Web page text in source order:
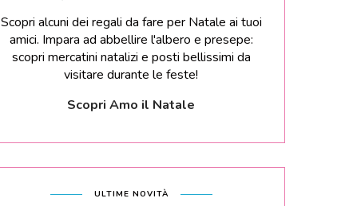
Scopri alcuni dei regali da fare per Natale ai tuoi
amici. Impara ad abbellire l'albero e presepe:
scopri mercatini natalizi e posti bellissimi da
visitare durante le feste!
Scopri Amo il Natale
ULTIME NOVITÀ